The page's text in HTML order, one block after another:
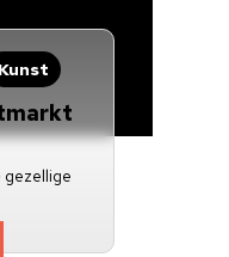
Kunst